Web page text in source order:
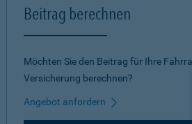
Beitrag berechnen
Möchten Sie den Beitrag für Ihre
Versicherung berechnen?
Angebot anfordern